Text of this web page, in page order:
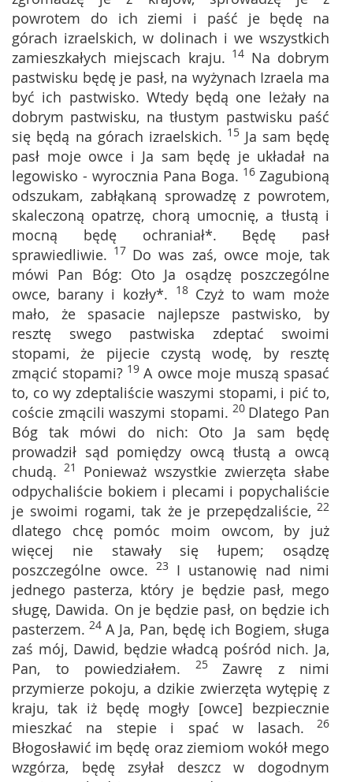
powrotem do ich ziemi i paść je będę na
górach izraelskich, w dolinach i we wszystkich
zamieszkałych miejscach kraju. 14 Na dobrym
pastwisku będę je pasł, na wyżynach Izraela ma
być ich pastwisko. Wtedy będą one leżały na
dobrym pastwisku, na tłustym pastwisku paść
się będą na górach izraelskich. 15 Ja sam będę
pasł moje owce i Ja sam będę je układał na
legowisko - wyrocznia Pana Boga. 16 Zagubioną
odszukam, zabłąkaną sprowadzę z powrotem,
skaleczoną opatrzę, chorą umocnię, a tłustą i
mocną będę ochraniał*. Będę pasł
sprawiedliwie. 17 Do was zaś, owce moje, tak
mówi Pan Bóg: Oto Ja osądzę poszczególne
owce, barany i kozły*. 18 Czyż to wam może
mało, że spasacie najlepsze pastwisko, by
resztę swego pastwiska zdeptać swoimi
stopami, że pijecie czystą wodę, by resztę
zmącić stopami? 19 A owce moje muszą spasać
to, co wy zdeptaliście waszymi stopami, i pić to,
coście zmącili waszymi stopami. 20 Dlatego Pan
Bóg tak mówi do nich: Oto Ja sam będę
prowadził sąd pomiędzy owcą tłustą a owcą
chudą. 21 Ponieważ wszystkie zwierzęta słabe
odpychaliście bokiem i plecami i popychaliście
je swoimi rogami, tak że je przepędzaliście, 22
dlatego chcę pomóc moim owcom, by już
więcej nie stawały się łupem; osądzę
poszczególne owce. 23 I ustanowię nad nimi
jednego pasterza, który je będzie pasł, mego
sługę, Dawida. On je będzie pasł, on będzie ich
pasterzem. 24 A Ja, Pan, będę ich Bogiem, sługa
zaś mój, Dawid, będzie władcą pośród nich. Ja,
Pan, to powiedziałem. 25 Zawrę z nimi
przymierze pokoju, a dzikie zwierzęta wytępię z
kraju, tak iż będę mogły [owce] bezpiecznie
mieszkać na stepie i spać w lasach. 26
Błogosławić im będę oraz ziemiom wokół mego
wzgórza, będę zsyłał deszcz w dogodnym